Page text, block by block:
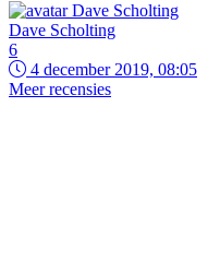
Dave Scholting
6
4 december 2019, 08:05
Meer recensies